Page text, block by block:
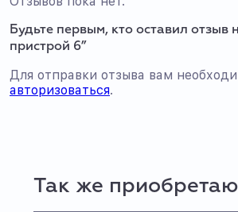
Будьте первым, кто оставил отзыв
пристрой 6”
Для отправки отзыва вам
авторизоваться.
Так же